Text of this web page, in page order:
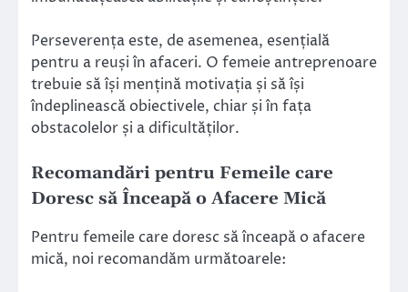
Perseverența este, de asemenea, esențială
pentru a reuși în afaceri. O femeie antreprenoare
trebuie să își mențină motivația și să își
îndeplinească obiectivele, chiar și în fața
obstacolelor și a dificultăților.
Recomandări pentru Femeile care
Doresc să Înceapă o Afacere Mică
Pentru femeile care doresc să înceapă o afacere
mică, noi recomandăm următoarele: